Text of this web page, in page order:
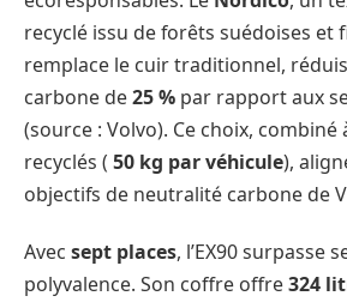
recyclé issu de forêts suédoises et
remplace le cuir traditionnel,
carbone de25 % par rapport aux
(source : Volvo). Ce choix, combiné
recyclés ( 50 kg par véhicule),
objectifs de neutralité carbone de
Avec sept places, l’EX90 surpasse
polyvalence. Son coffre offre324